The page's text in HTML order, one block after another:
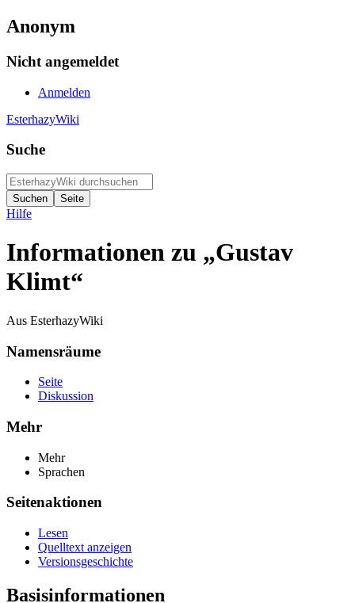
Anonym
Nicht angemeldet
Anmelden
EsterhazyWiki
Suche
Hilfe
Informationen zu „Gustav
Klimt“
Aus EsterhazyWiki
Namensräume
Seite
Diskussion
Mehr
Mehr
Sprachen
Seitenaktionen
Lesen
Quelltext anzeigen
Versionsgeschichte
Basisinformationen